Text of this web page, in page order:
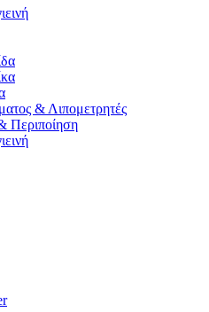
& Λιπομετρητές
Περιποίηση